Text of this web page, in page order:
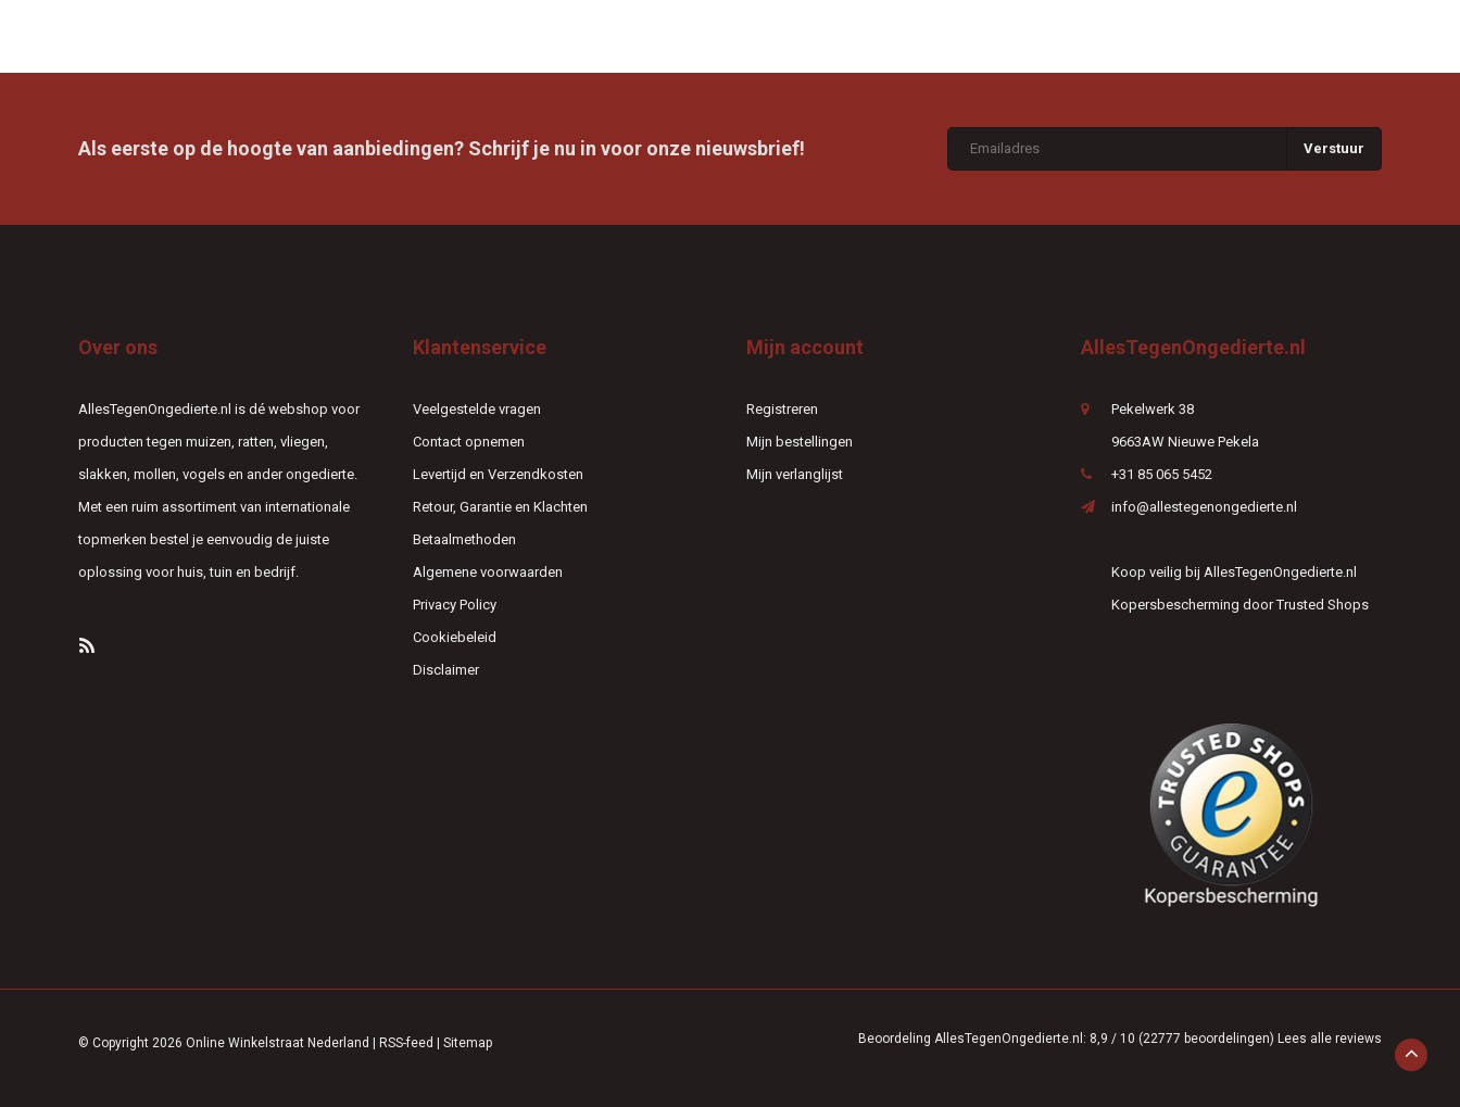
Als eerste op de hoogte van aanbiedingen? Schrijf je nu in voor onze nieuwsbrief! Verstuur
Over ons
AllesTegenOngedierte.nl is dé webshop voor
producten tegen muizen, ratten, vliegen,
slakken, mollen, vogels en ander ongedierte.
Met een ruim assortiment van internationale
topmerken bestel je eenvoudig de juiste
oplossing voor huis, tuin en bedrijf.
Klantenservice
Veelgestelde vragen
Contact opnemen
Levertijd en Verzendkosten
Retour, Garantie en Klachten
Betaalmethoden
Algemene voorwaarden
Privacy Policy
Cookiebeleid
Disclaimer
Mijn account
Registreren
Mijn bestellingen
Mijn verlanglijst
AllesTegenOngedierte.nl
Pekelwerk 38
9663AW Nieuwe Pekela
+31 85 065 5452
info@allestegenongedierte.nl
Koop veilig bij AllesTegenOngedierte.nl
Kopersbescherming door Trusted Shops
© Copyright 2026 Online Winkelstraat Nederland RSS-feed Sitemap Beoordeling AllesTegenOngedierte.nl : 8,9 / 10 (22777 beoordelingen) Lees alle reviews